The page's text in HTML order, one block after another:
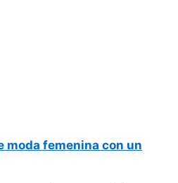
moda femenina con un